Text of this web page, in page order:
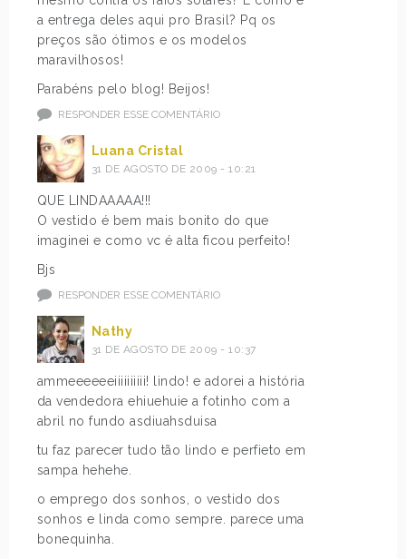
a entrega deles aqui pro Brasil? Pq os
preços são ótimos e os modelos
maravilhosos!
Parabéns pelo blog! Beijos!
RESPONDER ESSE COMENTÁRIO
Luana Cristal
31 DE AGOSTO DE 2009 - 10:21
QUE LINDAAAAA!!!
O vestido é bem mais bonito do que
imaginei e como vc é alta ficou perfeito!
Bjs
RESPONDER ESSE COMENTÁRIO
Nathy
31 DE AGOSTO DE 2009 - 10:37
ammeeeeeeiiiiiiiiii! lindo! e adorei a história
da vendedora ehiuehuie a fotinho com a
abril no fundo asdiuahsduisa
tu faz parecer tudo tão lindo e perfieto em
sampa hehehe.
o emprego dos sonhos, o vestido dos
sonhos e linda como sempre. parece uma
bonequinha.